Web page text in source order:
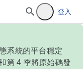
登入
系統的平台穩定
第 4 季將原始碼發